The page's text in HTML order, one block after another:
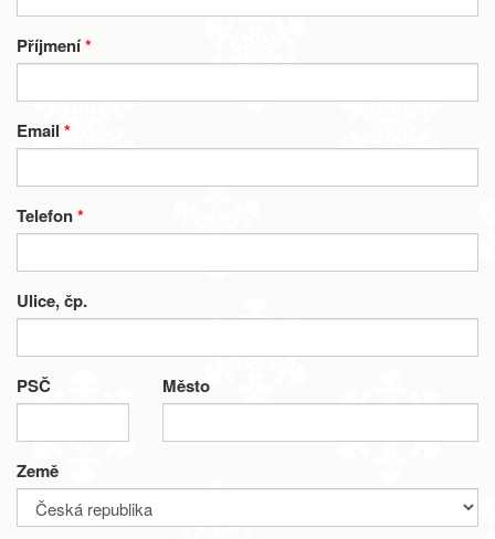
Příjmení*
Email *
Telefon*
Ulice, čp.
PSČ Město
Země